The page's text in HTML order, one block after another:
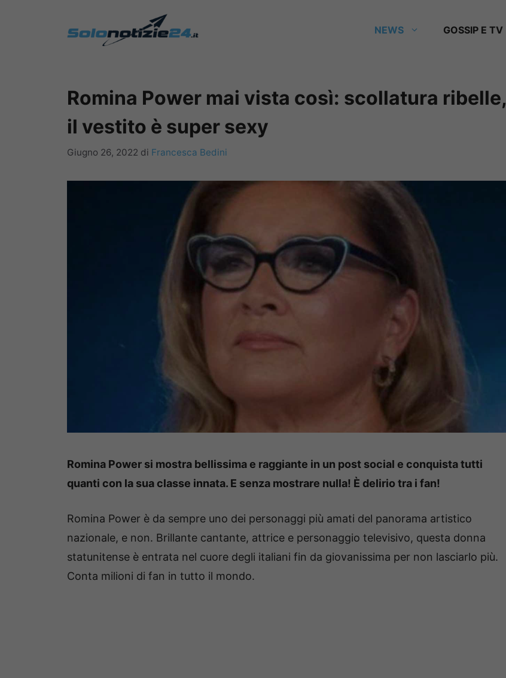
NEWS GOSSIP E TV
Romina Power mai vista così: scollatura ribelle,
il vestito è super sexy
Giugno 26, 2022 di Francesca Bedini
Romina Power si mostra bellissima e raggiante in un post social e conquista tutti
quanti con la sua classe innata. E senza mostrare nulla! È delirio tra i fan!
Romina Power è da sempre uno dei personaggi più amati del panorama artistico
nazionale, e non. Brillante cantante, attrice e personaggio televisivo, questa donna
statunitense è entrata nel cuore degli italiani fin da giovanissima per non lasciarlo più.
Conta milioni di fan in tutto il mondo.